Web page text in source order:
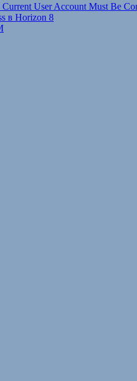
User Account Must Be
в Horizon 8